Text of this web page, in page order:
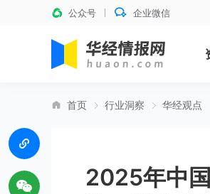
公众号 企业微信
首页 行业洞察 华经观点
2025年中